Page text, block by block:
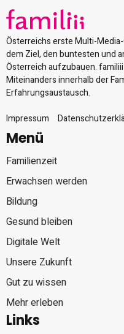
Österreichs erste Multi-
dem Ziel, den buntesten und
Österreich aufzubauen.
Miteinanders innerhalb der
Erfahrungsaustausch.
Impressum
Menü
Familienzeit
Erwachsen werden
Bildung
Gesund bleiben
Digitale Welt
Unsere Zukunft
Gut zu wissen
Mehr erleben
Links